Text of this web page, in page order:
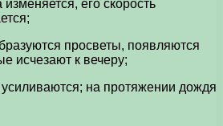
его скорость
просветы, появляются
исчезают к вечеру;
на протяжении дождя